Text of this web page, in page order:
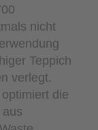
nicht
Teppich
verlegt.
die